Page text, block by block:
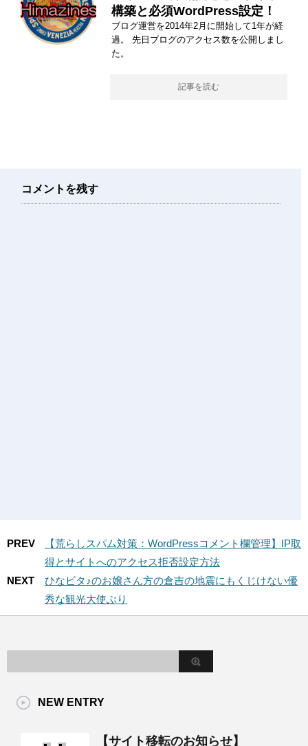
構築と必須WordPress設定！
ブログ運営を2014年2月に開始して1年が経
過。 先日ブログのアクセス数を公開しまし
た。
記事を読む
コメントを残す
PREV
【荒らしスパム対策：WordPressコメント欄管理】IP取
得とサイトへのアクセス拒否設定方法
NEXT
ひなビタ♪のお嬢さん方の倉吉の地震にもくじけない優
秀な観光大使ぶり
NEW ENTRY
【サイト移転のお知らせ】